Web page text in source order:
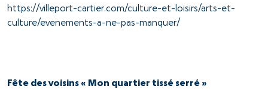
https://villeport-cartier.com/culture-et-loisirs/arts-et-
culture/evenements-a-ne-pas-manquer/
Fête des voisins « Mon quartier tissé serré »